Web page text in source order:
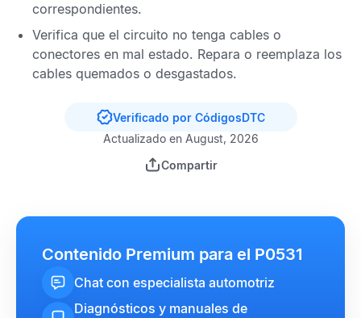
correspondientes.
Verifica que el circuito no tenga cables o
conectores en mal estado. Repara o reemplaza los
cables quemados o desgastados.
Verificado por CódigosDTC
Actualizado en August, 2026
Compartir
Contenido Premium para el P0531
Chat con especialista automotriz
Diagnósticos y manuales de